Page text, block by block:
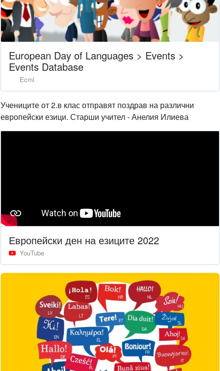
European Day of Languages > Events >
Events Database
Ecml
Учениците от 2.в клас отправят поздрав на различни
европейски езици. Старши учител - Анелия Илиева
Европейски ден на езиците 2022
YouTube